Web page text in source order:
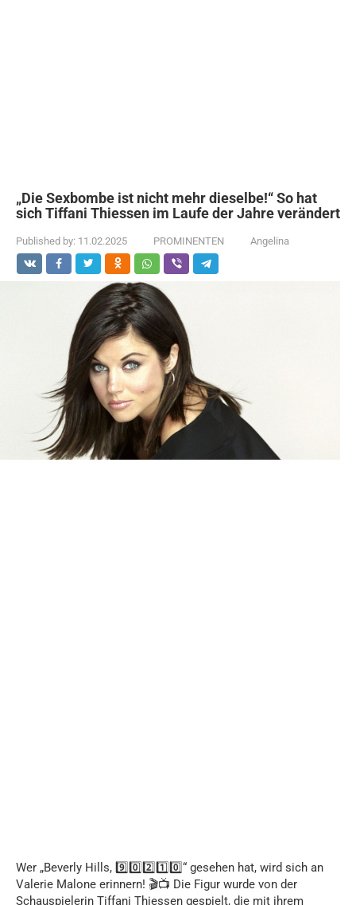
„Die Sexbombe ist nicht mehr dieselbe!“ So hat
sich Tiffani Thiessen im Laufe der Jahre verändert
Published by: 11.02.2025 PROMINENTEN Angelina
Wer „Beverly Hills, 9️⃣0️⃣2️⃣1️⃣0️⃣“ gesehen hat, wird sich an
Valerie Malone erinnern! 🎬📺 Die Figur wurde von der
Schauspielerin Tiffani Thiessen gespielt, die mit ihrem